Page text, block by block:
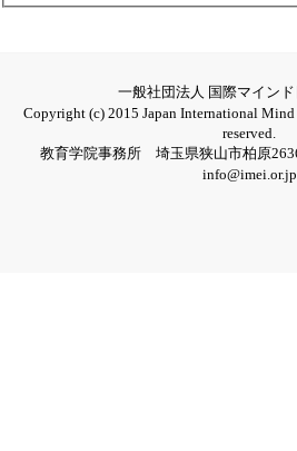
一般社団法人 国際マイン
Copyright (c) 2015 Japan International
reserved.
教育学院事務所 埼玉県狭山市柏原
info@imei.or.jp